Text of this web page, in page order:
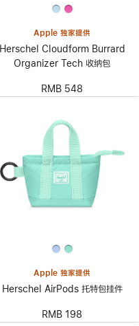
Apple 独家提供
Herschel Cloudform Burrard
Organizer Tech 收纳包
RMB 548
Apple 独家提供
Herschel AirPods 托特包挂件
RMB 198